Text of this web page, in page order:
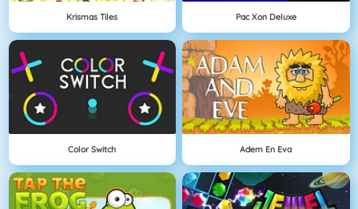
Krismas Tiles Pac Xon Deluxe
Color Switch Adem En Eva